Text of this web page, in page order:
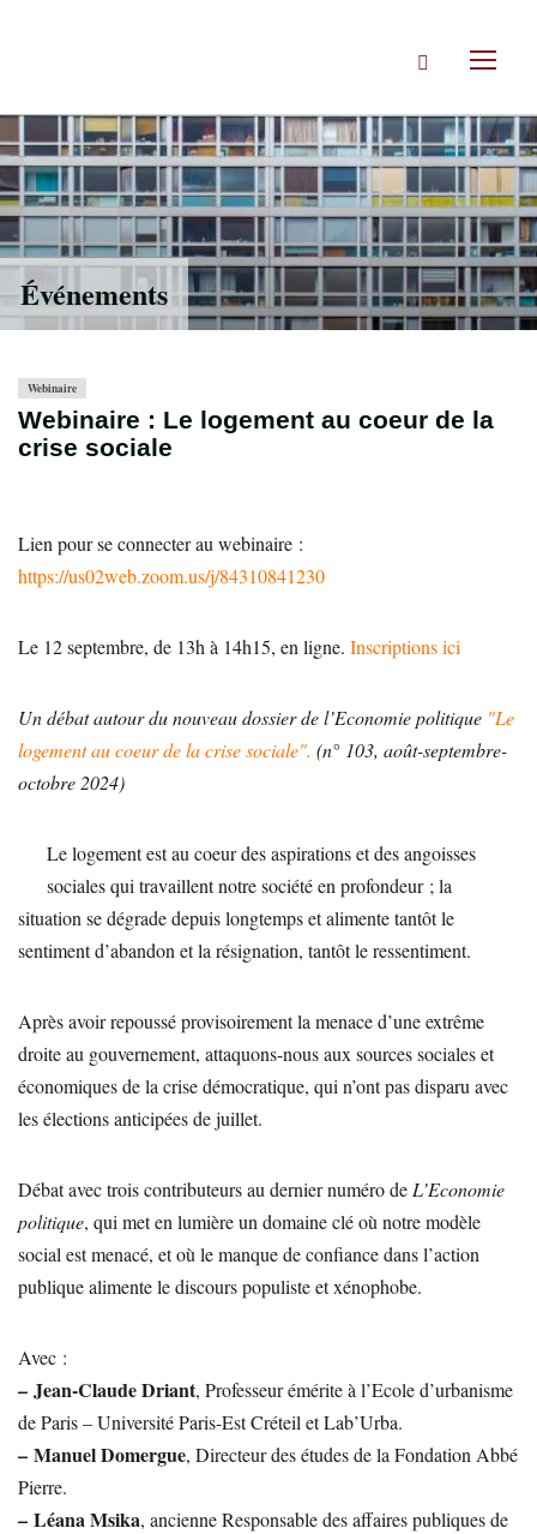
Rechercher
Événements
Webinaire
Webinaire : Le logement au coeur de la
crise sociale
Lien pour se connecter au webinaire :
https://us02web.zoom.us/j/84310841230
Le 12 septembre, de 13h à 14h15, en ligne. Inscriptions ici
Un débat autour du nouveau dossier de l’Economie politique "Le
logement au coeur de la crise sociale". (n° 103, août-septembre-
octobre 2024)
Le logement est au coeur des aspirations et des angoisses
sociales qui travaillent notre société en profondeur ; la
situation se dégrade depuis longtemps et alimente tantôt le
sentiment d’abandon et la résignation, tantôt le ressentiment.
Après avoir repoussé provisoirement la menace d’une extrême
droite au gouvernement, attaquons-nous aux sources sociales et
économiques de la crise démocratique, qui n’ont pas disparu avec
les élections anticipées de juillet.
Débat avec trois contributeurs au dernier numéro de L’Economie
politique, qui met en lumière un domaine clé où notre modèle
social est menacé, et où le manque de confiance dans l’action
publique alimente le discours populiste et xénophobe.
Avec :
– Jean-Claude Driant, Professeur émérite à l’Ecole d’urbanisme
de Paris – Université Paris-Est Créteil et Lab’Urba.
– Manuel Domergue, Directeur des études de la Fondation Abbé
Pierre.
– Léana Msika, ancienne Responsable des affaires publiques de